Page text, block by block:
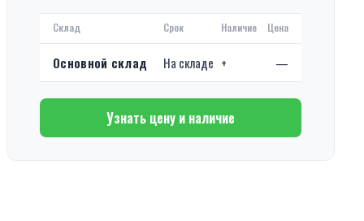
Склад Срок Наличие Цена
Основной склад На складе + —
Узнать цену и наличие